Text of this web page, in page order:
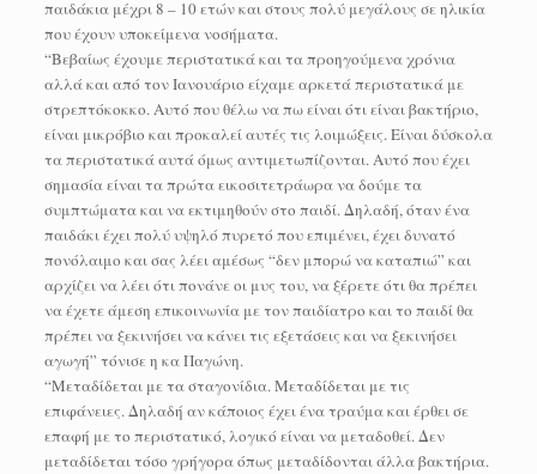
παιδάκια μέχρι 8 – 10 ετών και στους πολύ μεγάλους σε ηλικία
που έχουν υποκείμενα νοσήματα.
“Βεβαίως έχουμε περιστατικά και τα προηγούμενα χρόνια
αλλά και από τον Ιανουάριο είχαμε αρκετά περιστατικά με
στρεπτόκοκκο. Αυτό που θέλω να πω είναι ότι είναι βακτήριο,
είναι μικρόβιο και προκαλεί αυτές τις λοιμώξεις. Είναι δύσκολα
τα περιστατικά αυτά όμως αντιμετωπίζονται. Αυτό που έχει
σημασία είναι τα πρώτα εικοσιτετράωρα να δούμε τα
συμπτώματα και να εκτιμηθούν στο παιδί. Δηλαδή, όταν ένα
παιδάκι έχει πολύ υψηλό πυρετό που επιμένει, έχει δυνατό
πονόλαιμο και σας λέει αμέσως “δεν μπορώ να καταπιώ” και
αρχίζει να λέει ότι πονάνε οι μυς του, να ξέρετε ότι θα πρέπει
να έχετε άμεση επικοινωνία με τον παιδίατρο και το παιδί θα
πρέπει να ξεκινήσει να κάνει τις εξετάσεις και να ξεκινήσει
αγωγή” τόνισε η κα Παγώνη.
“Μεταδίδεται με τα σταγονίδια. Μεταδίδεται με τις
επιφάνειες. Δηλαδή αν κάποιος έχει ένα τραύμα και έρθει σε
επαφή με το περιστατικό, λογικό είναι να μεταδοθεί. Δεν
μεταδίδεται τόσο γρήγορα όπως μεταδίδονται άλλα βακτήρια.